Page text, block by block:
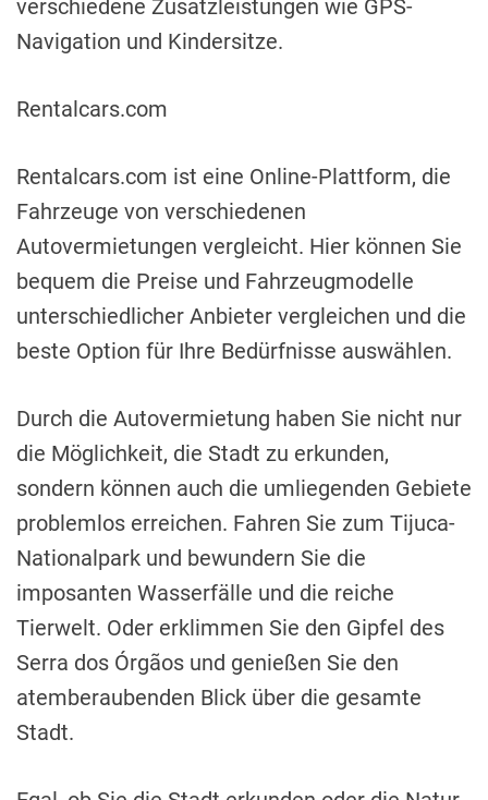
verschiedene Zusatzleistungen wie GPS-
Navigation und Kindersitze.
Rentalcars.com
Rentalcars.com ist eine Online-Plattform, die
Fahrzeuge von verschiedenen
Autovermietungen vergleicht. Hier können Sie
bequem die Preise und Fahrzeugmodelle
unterschiedlicher Anbieter vergleichen und die
beste Option für Ihre Bedürfnisse auswählen.
Durch die Autovermietung haben Sie nicht nur
die Möglichkeit, die Stadt zu erkunden,
sondern können auch die umliegenden Gebiete
problemlos erreichen. Fahren Sie zum Tijuca-
Nationalpark und bewundern Sie die
imposanten Wasserfälle und die reiche
Tierwelt. Oder erklimmen Sie den Gipfel des
Serra dos Órgãos und genießen Sie den
atemberaubenden Blick über die gesamte
Stadt.